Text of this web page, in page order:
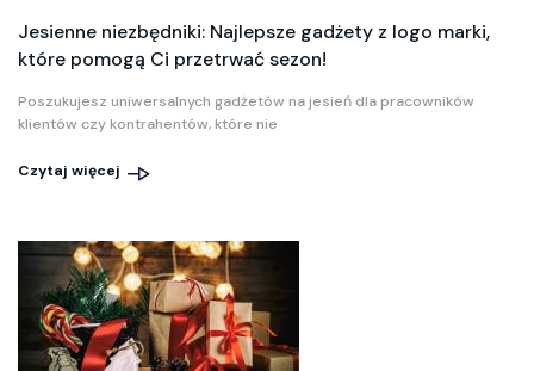
Jesienne niezbędniki: Najlepsze gadżety z logo marki,
które pomogą Ci przetrwać sezon!
Poszukujesz uniwersalnych gadżetów na jesień dla pracowników
klientów czy kontrahentów, które nie
Czytaj więcej